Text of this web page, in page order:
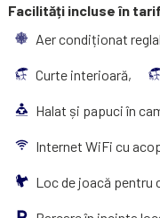
Facilități incluse în
Aer condiționat
Curte interioară,
Halat și papuci în
Internet WiFi cu
Loc de joacă pentru